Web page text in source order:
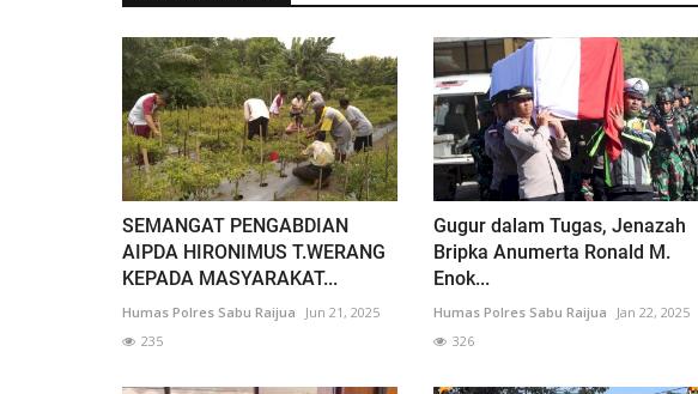
SEMANGAT PENGABDIAN
AIPDA HIRONIMUS T.WERANG
KEPADA MASYARAKAT...
Humas Polres Sabu Raijua
Jun 21, 2025
235
Gugur dalam Tugas, Jenazah
Bripka Anumerta Ronald M.
Enok...
Humas Polres Sabu Raijua
Jan 22, 2025
326